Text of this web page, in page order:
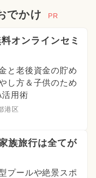
でかけ PR
オンラインセミ
と老後資金の貯め
し方＆子供のため
用術
港区
族旅行は全てが
プールや絶景スポ